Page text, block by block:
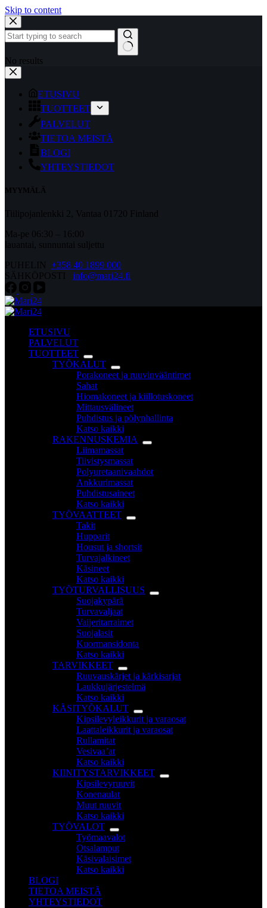
Skip to content
No results
ETUSIVU
TUOTTEET
PALVELUT
TIETOA MEISTÄ
BLOGI
YHTEYSTIEDOT
MYYMÄLÄ
Tiilipojanlenkki 2, Vantaa 01720 Finland
Ma-pe 06:30 – 16:00
lauantai, sunnuntai suljettu
PUHELIN +358 40 1899 000
SÄHKÖPOSTI info@mari24.fi
ETUSIVU
PALVELUT
TUOTTEET
TYÖKALUT
Porakoneet ja ruuvinvääntimet
Sahat
Hiomakoneet ja kiillotuskoneet
Mittausvälineet
Puhdistus ja pölynhallinta
Katso kaikki
RAKENNUSKEMIA
Liimamassat
Tiivistysmassat
Polyuretaanivaahdot
Ankkurimassat
Puhdistusaineet
Katso kaikki
TYÖVAATTEET
Takit
Hupparit
Housut ja shortsit
Turvajalkineet
Käsineet
Katso kaikki
TYÖTURVALLISUUS
Suojakypärä
Turvavaljaat
Vaijeritarraimet
Suojalasit
Kuormansidonta
Katso kaikki
TARVIKKEET
Ruuvauskärjet ja kärkisarjat
Laukkujärjestelmä
Katso kaikki
KÄSITYÖKALUT
Kipsilevyleikkurit ja varaosat
Laattaleikkurit ja varaosat
Rullamitat
Vesivaa’at
Katso kaikki
KIINITYSTARVIKKEET
Kipsilevyruuvit
Konenaulat
Muut ruuvit
Katso kaikki
TYÖVALOT
Työmaavalot
Otsalamput
Käsivalaisimet
Katso kaikki
BLOGI
TIETOA MEISTÄ
YHTEYSTIEDOT